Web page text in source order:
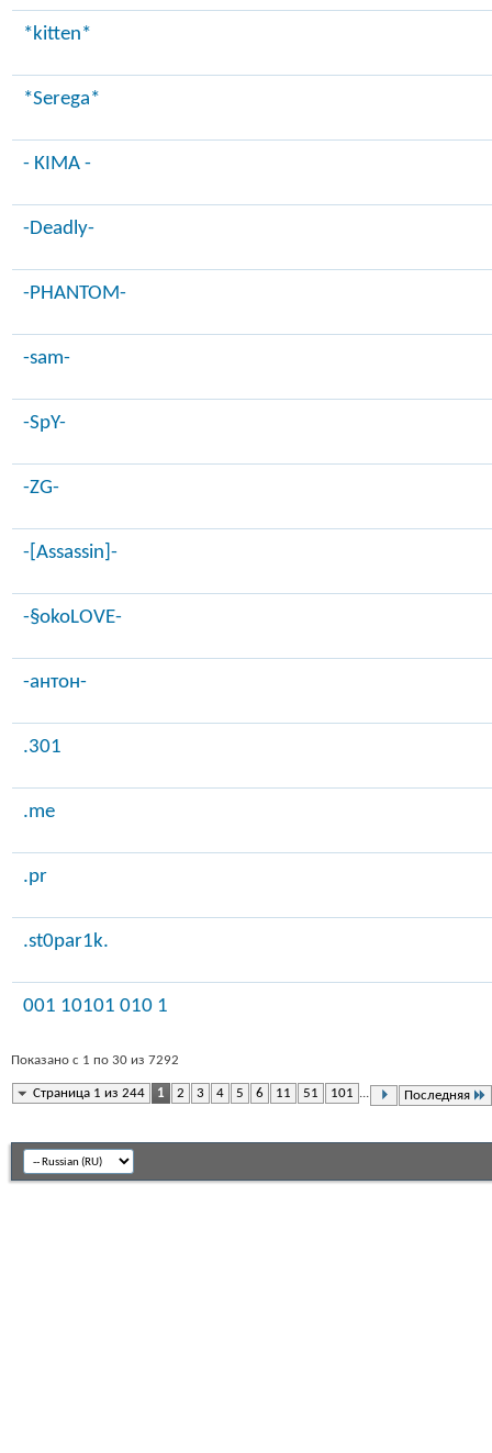
*kitten*
*Serega*
- KIMA -
-Deadly-
-PHANTOM-
-sam-
-SpY-
-ZG-
-[Assassin]-
-§okoLOVE-
-антон-
.301
.me
.pr
.st0par1k.
001 10101 010 1
Показано с 1 по 30 из 7292
Страница 1 из 244 1 2 3 4 5 6 11 51 101 ... Последняя